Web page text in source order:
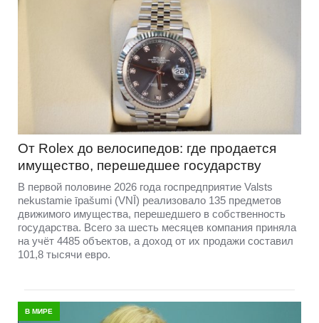
От Rolex до велосипедов: где продается
имущество, перешедшее государству
В первой половине 2026 года госпредприятие Valsts
nekustamie īpašumi (VNĪ) реализовало 135 предметов
движимого имущества, перешедшего в собственность
государства. Всего за шесть месяцев компания приняла
на учёт 4485 объектов, а доход от их продажи составил
101,8 тысячи евро.
В МИРЕ